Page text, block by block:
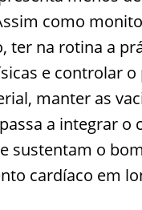
como
ter na rotina a
e controlar o
manter as
a integrar o
sustentam o bom
cardíaco em